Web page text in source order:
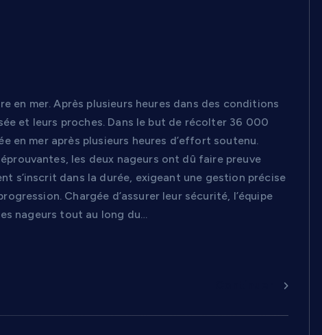
en mer. Après plusieurs heures dans des conditions
et leurs proches. Dans le but de récolter 36 000
en mer après plusieurs heures d’effort soutenu.
les deux nageurs ont dû faire preuve
s’inscrit dans la durée, exigeant une gestion précise
Chargée d’assurer leur sécurité, l’équipe
nageurs tout au long du…